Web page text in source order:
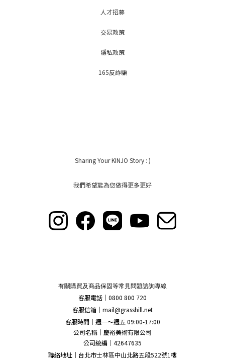
人才招募
交易政策
隱私政策
165反詐騙
Sharing Your KINJO Story : )
我們希望能為您做得更多更好
有關購買及商品保固等常見問題諮詢專線
客服電話｜0800 800 720
客服信箱｜ mail@grasshill.net
客服時間｜週一～週五 09:00-17:00
公司名稱｜慶裕美術有限公司
公司統編｜42647635
聯絡地址｜台北市士林區中山北路五段522號1樓